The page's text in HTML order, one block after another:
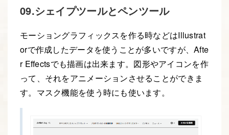
09.シェイプツールとペンツール
モーショングラフィックスを作る時などはIllustrat
orで作成したデータを使うことが多いですが、Afte
r Effectsでも描画は出来ます。図形やアイコンを作
って、それをアニメーションさせることができま
す。マスク機能を使う時にも使います。